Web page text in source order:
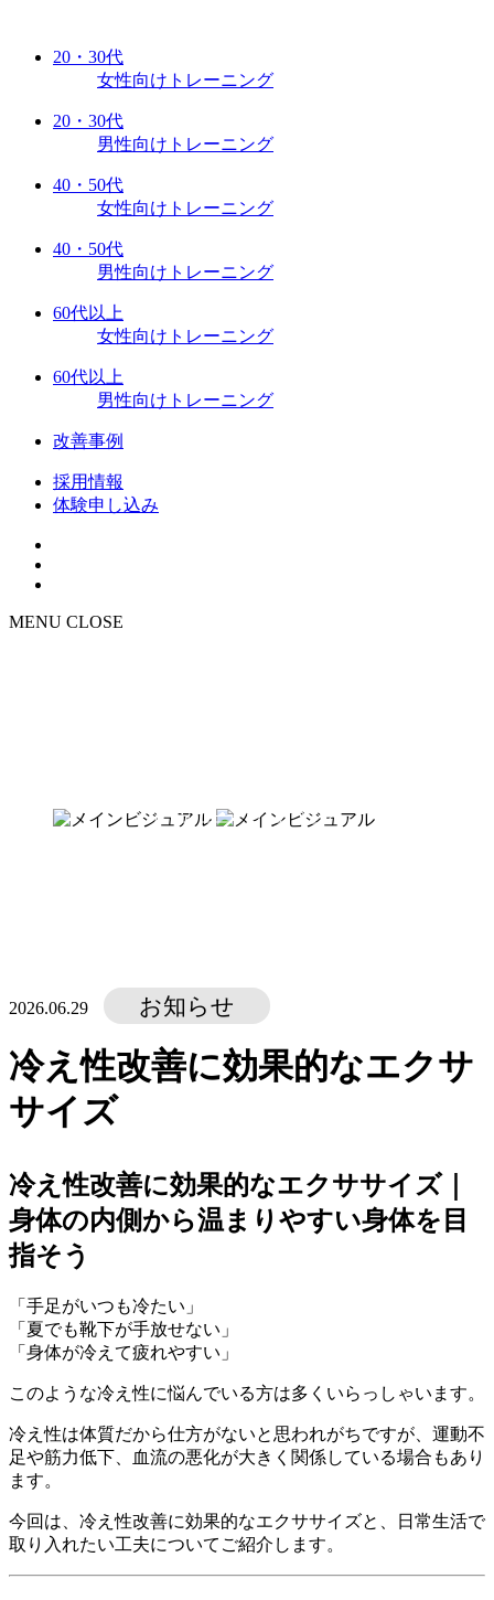
20・30代
女性向けトレーニング
20・30代
男性向けトレーニング
40・50代
女性向けトレーニング
40・50代
男性向けトレーニング
60代以上
女性向けトレーニング
60代以上
男性向けトレーニング
改善事例
採用情報
体験申し込み
MENU CLOSE
NEWS
2026.06.29 お知らせ
冷え性改善に効果的なエクサ
サイズ
冷え性改善に効果的なエクササイズ｜
身体の内側から温まりやすい身体を目
指そう
「手足がいつも冷たい」
「夏でも靴下が手放せない」
「身体が冷えて疲れやすい」
このような冷え性に悩んでいる方は多くいらっしゃいます。
冷え性は体質だから仕方がないと思われがちですが、運動不
足や筋力低下、血流の悪化が大きく関係している場合もあり
ます。
今回は、冷え性改善に効果的なエクササイズと、日常生活で
取り入れたい工夫についてご紹介します。